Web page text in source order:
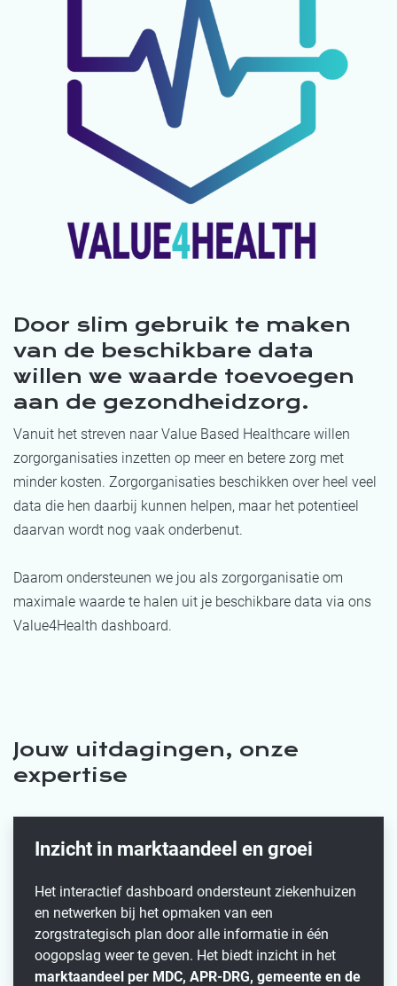
Door slim gebruik te maken
van de beschikbare data
willen we waarde toevoegen
aan de gezondheidzorg.
Vanuit het streven naar Value Based Healthcare willen
zorgorganisaties inzetten op meer en betere zorg met
minder kosten. Zorgorganisaties beschikken over heel veel
data die hen daarbij kunnen helpen, maar het potentieel
daarvan wordt nog vaak onderbenut.
Daarom ondersteunen we jou als zorgorganisatie om
maximale waarde te halen uit je beschikbare data via ons
Value4Health dashboard.
Jouw uitdagingen, onze
expertise
Inzicht in marktaandeel en groei
Het interactief dashboard ondersteunt ziekenhuizen
en netwerken bij het opmaken van een
zorgstrategisch plan door alle informatie in één
oogopslag weer te geven. Het biedt inzicht in het
marktaandeel per MDC, APR-DRG, gemeente en de